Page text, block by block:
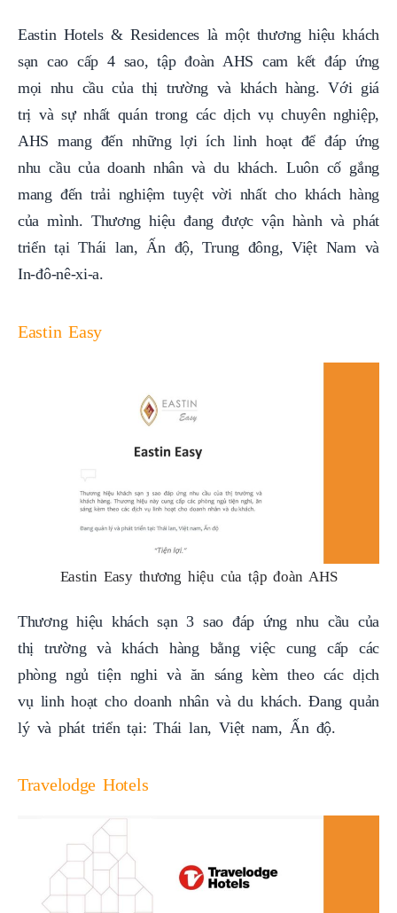
Eastin Hotels & Residences là một thương hiệu khách
sạn cao cấp 4 sao, tập đoàn AHS cam kết đáp ứng
mọi nhu cầu của thị trường và khách hàng. Với giá
trị và sự nhất quán trong các dịch vụ chuyên nghiệp,
AHS mang đến những lợi ích linh hoạt để đáp ứng
nhu cầu của doanh nhân và du khách. Luôn cố gắng
mang đến trải nghiệm tuyệt vời nhất cho khách hàng
của mình. Thương hiệu đang được vận hành và phát
triển tạiThái lan, Ấn độ, Trung đông, Việt Nam và
In-đô-nê-xi-a.
Eastin Easy
Eastin Easy thương hiệu của tập đoàn AHS
Thương hiệu khách sạn 3 sao đáp ứng nhu cầu của
thị trường và khách hàng bằng việc cung cấp các
phòng ngủ tiện nghi và ăn sáng kèm theo các dịch
vụ linh hoạt cho doanh nhân và du khách.Đang quản
lý và phát triển tại: Thái lan, Việt nam, Ấn độ.
Travelodge Hotels